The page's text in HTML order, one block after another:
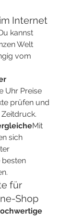
Internet
kannst
Welt
vom
Uhr Preise
prüfen und
Mit
sich
für
Shop